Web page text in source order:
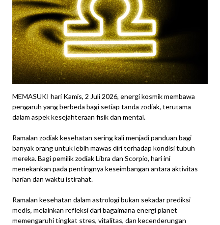
MEMASUKI hari Kamis, 2 Juli 2026, energi kosmik membawa
pengaruh yang berbeda bagi setiap tanda zodiak, terutama
dalam aspek kesejahteraan fisik dan mental.
Ramalan zodiak kesehatan sering kali menjadi panduan bagi
banyak orang untuk lebih mawas diri terhadap kondisi tubuh
mereka. Bagi pemilik zodiak Libra dan Scorpio, hari ini
menekankan pada pentingnya keseimbangan antara aktivitas
harian dan waktu istirahat.
Ramalan kesehatan dalam astrologi bukan sekadar prediksi
medis, melainkan refleksi dari bagaimana energi planet
memengaruhi tingkat stres, vitalitas, dan kecenderungan